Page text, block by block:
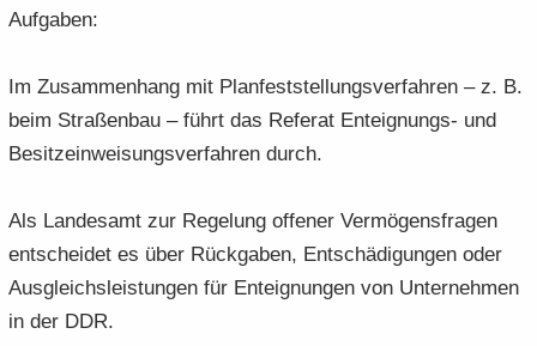
Auf­ga­ben:
Im Zu­sam­men­hang mit Plan­fest­stel­lungs­ver­fah­ren – z. B.
beim Stra­ßen­bau – führt das Re­fe­rat Enteignungs-​ und
Be­sitz­ein­wei­sungs­ver­fah­ren durch.
Als Lan­des­amt zur Re­ge­lung of­fe­ner Ver­mö­gens­fra­gen
ent­schei­det es über Rück­ga­ben, Ent­schä­di­gun­gen oder
Aus­gleichs­leis­tun­gen für Ent­eig­nun­gen von Un­ter­neh­men
in der DDR.